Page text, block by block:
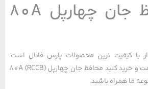
کلید محافظ جان چهارپل 80A
ترین محصولات پارس فانال است.
همچنین برای اطلاع از قیمت و خرید کلید محافظ جان چهارپل 80A (RCCB)
باشید.